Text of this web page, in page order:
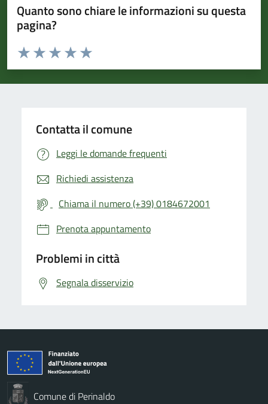
Quanto sono chiare le informazioni su questa
pagina?
Valuta da 1 a 5 stelle la pagina
Valuta 5 stelle su 5
Valuta 4 stelle su 5
Valuta 3 stelle su 5
Valuta 2 stelle su 5
Valuta 1 stelle su 5
Contatta il comune
Leggi le domande frequenti
Richiedi assistenza
Chiama il numero (+39) 0184672001
Prenota appuntamento
Problemi in città
Segnala disservizio
Comune di Perinaldo